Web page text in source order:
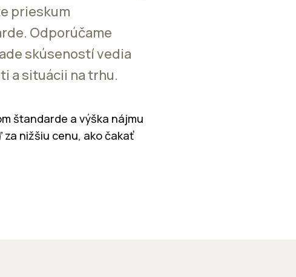
prieskum
Odporúčame
skúseností vedia
a situácii na trhu.
štandarde a výška nájmu
nižšiu cenu, ako čakať